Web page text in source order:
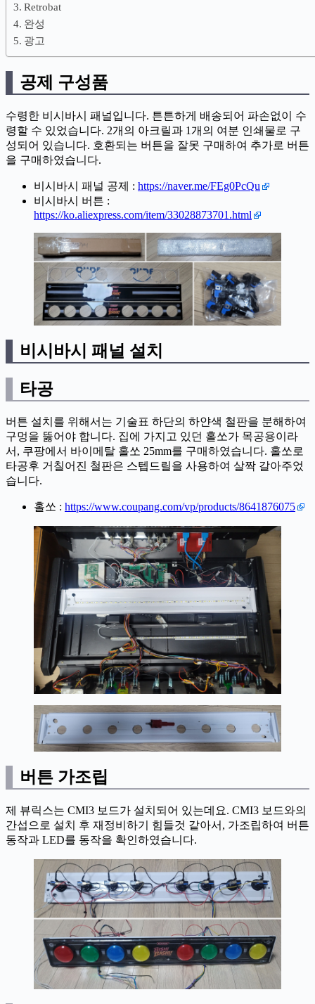
Retrobat
완성
광고
공제 구성품
수령한 비시바시 패널입니다. 튼튼하게 배송되어 파손없이 수
령할 수 있었습니다. 2개의 아크릴과 1개의 여분 인쇄물로 구
성되어 있습니다. 호환되는 버튼을 잘못 구매하여 추가로 버튼
을 구매하였습니다.
비시바시 패널 공제 : https://naver.me/FEg0PcQu
비시바시 버튼 :
https://ko.aliexpress.com/item/33028873701.html
비시바시 패널 설치
타공
버튼 설치를 위해서는 기술표 하단의 하얀색 철판을 분해하여
구멍을 뚫어야 합니다. 집에 가지고 있던 홀쏘가 목공용이라
서, 쿠팡에서 바이메탈 홀쏘 25mm를 구매하였습니다. 홀쏘로
타공후 거칠어진 철판은 스텝드릴을 사용하여 살짝 갈아주었
습니다.
홀쏘 : https://www.coupang.com/vp/products/8641876075
버튼 가조립
제 뷰릭스는 CMI3 보드가 설치되어 있는데요. CMI3 보드와의
간섭으로 설치 후 재정비하기 힘들것 같아서, 가조립하여 버튼
동작과 LED를 동작을 확인하였습니다.